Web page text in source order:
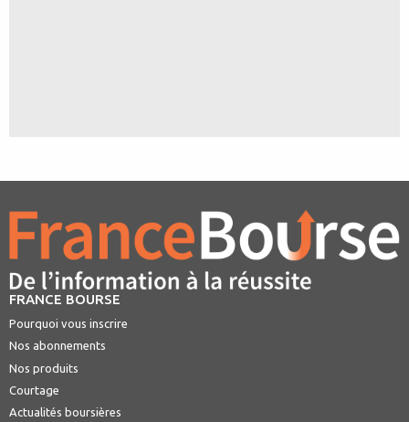
FRANCE BOURSE
Pourquoi vous inscrire
Nos abonnements
Nos produits
Courtage
Actualités boursières